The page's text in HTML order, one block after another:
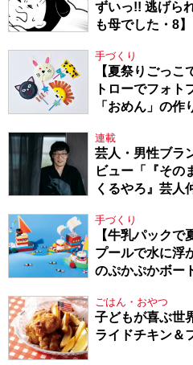
ずいっ!! 逃げら
も母でした・8】
手づくり
【夏祭りごっ
トローでフォト
「おめん」の作
連載
芸人・男性ブラ
ビュー「『その
くるやろ』芸人
手づくり
【牛乳パック
プールで水に浮
のぷかぷかボー
ごはん・おやつ
子どもが喜ぶ世
ライドチキン＆